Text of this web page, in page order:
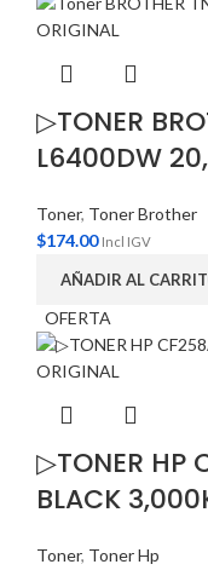
▷TONER
L6400DW
Toner, Toner Brother
$174.00 Incl IGV
AÑADIR AL
OFERTA
▷TONER HP
BLACK
Toner, Toner Hp